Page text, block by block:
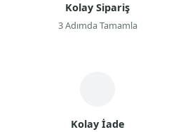
Kolay Sipariş
3 Adımda Tamamla
Kolay İade